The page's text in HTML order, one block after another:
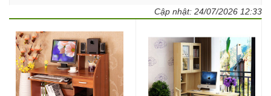
Cập nhật: 24/07/2026 12:33